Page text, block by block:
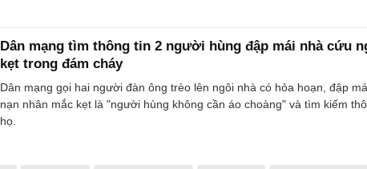
Dân mạng tìm thông tin 2 người hùng đập mái nhà cứu
kẹt trong đám cháy
Dân mạng gọi hai người đàn ông trèo lên ngôi nhà có hỏa hoạn, đập
nạn nhân mắc kẹt là "người hùng không cần áo choàng" và tìm kiếm
họ.